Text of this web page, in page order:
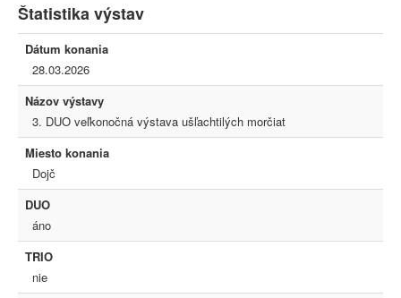
Štatistika výstav
Dátum konania
28.03.2026
Názov výstavy
3. DUO veľkonočná výstava ušľachtilých morčiat
Miesto konania
Dojč
DUO
áno
TRIO
nie